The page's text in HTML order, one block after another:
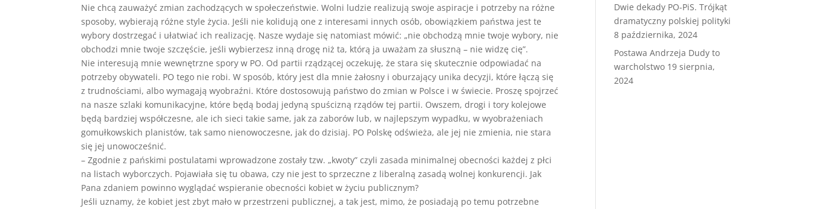
Nie chcą zauważyć zmian zachodzących w społeczeństwie. Wolni ludzie realizują swoje aspiracje i potrzeby na różne
sposoby, wybierają różne style życia. Jeśli nie kolidują one z interesami innych osób, obowiązkiem państwa jest te
wybory dostrzegać i ułatwiać ich realizację. Nasze wydaje się natomiast mówić: „nie obchodzą mnie twoje wybory, nie
obchodzi mnie twoje szczęście, jeśli wybierzesz inną drogę niż ta, którą ja uważam za słuszną – nie widzę cię”.
Nie interesują mnie wewnętrzne spory w PO. Od partii rządzącej oczekuję, że stara się skutecznie odpowiadać na
potrzeby obywateli. PO tego nie robi. W sposób, który jest dla mnie żałosny i oburzający unika decyzji, które łączą się
z trudnościami, albo wymagają wyobraźni. Które dostosowują państwo do zmian w Polsce i w świecie. Proszę spojrzeć
na nasze szlaki komunikacyjne, które będą bodaj jedyną spuścizną rządów tej partii. Owszem, drogi i tory kolejowe
będą bardziej współczesne, ale ich sieci takie same, jak za zaborów lub, w najlepszym wypadku, w wyobrażeniach
gomułkowskich planistów, tak samo nienowoczesne, jak do dzisiaj. PO Polskę odświeża, ale jej nie zmienia, nie stara
się jej unowocześnić.
– Zgodnie z pańskimi postulatami wprowadzone zostały tzw. „kwoty” czyli zasada minimalnej obecności każdej z płci
na listach wyborczych. Pojawiała się tu obawa, czy nie jest to sprzeczne z liberalną zasadą wolnej konkurencji. Jak
Pana zdaniem powinno wyglądać wspieranie obecności kobiet w życiu publicznym?
Jeśli uznamy, że kobiet jest zbyt mało w przestrzeni publicznej, a tak jest, mimo, że posiadają po temu potrzebne
Dwie dekady PO-PiS. Trójkąt
dramatyczny polskiej polityki
8 października, 2024
Postawa Andrzeja Dudy to
warcholstwo 19 sierpnia,
2024